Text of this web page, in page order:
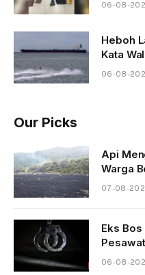
06-08-
Heboh
Kata
06-08-
Our Picks
Api
Warga
07-08-
Eks
06-08-